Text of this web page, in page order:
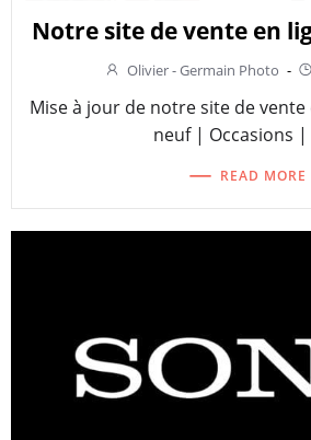
Notre site de vente en
Olivier - Germain Photo -
Mise à jour de notre site de vente
neuf | Occasions
READ MORE